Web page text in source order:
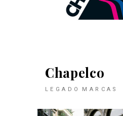
Chapelco
LEGADO MARCAS